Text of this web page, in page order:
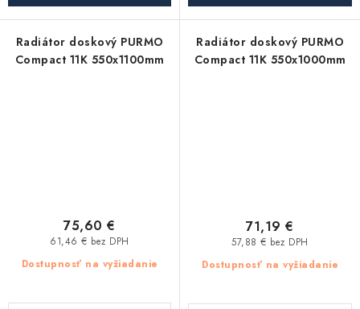
Radiátor doskový PURMO
Compact 11K 550x1100mm
Dostupnosť na vyžiadanie
61,46 € bez DPH
75,60 €
Radiátor doskový PURMO
Compact 11K 550x1000mm
Dostupnosť na vyžiadanie
57,88 € bez DPH
71,19 €